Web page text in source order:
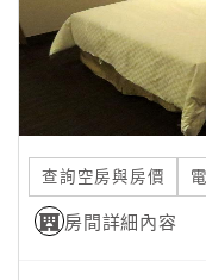
訂
單
管
理
查詢空房與房價
房間詳細內容